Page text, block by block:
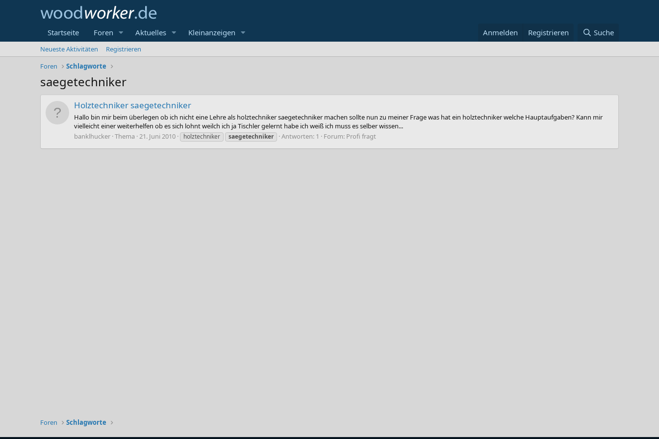
Startseite Foren Aktuelles Kleinanzeigen Anmelden Registrieren Suche
Neueste Aktivitäten
Registrieren
Foren
Schlagworte
saegetechniker
Holztechniker saegetechniker
Hallo bin mir beim überlegen ob ich nicht eine Lehre als holztechniker saegetechniker machen sollte nun zu meiner Frage was hat ein holztechniker welche Hauptaufgaben? Kann mir
vielleicht einer weiterhelfen ob es sich lohnt weilch ich ja Tischler gelernt habe ich weiß ich muss es selber wissen...
banklhucker Thema 21. Juni 2010 holztechniker saegetechniker Antworten: 1 Forum: Profi fragt
Foren Schlagworte